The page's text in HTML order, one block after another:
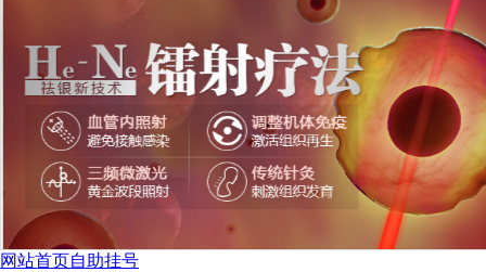
网站首页自助挂号